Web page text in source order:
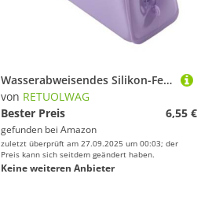
Wasserabweisendes Silikon-Federmäppchen mit Reißverschluss, tragbare Stift-Organizer-Tasche für Studenten, Büro, professionelle Studenten, Federmäppchen, violett
von RETUOLWAG
Bester Preis
6,55 €
gefunden bei Amazon
zuletzt überprüft am 27.09.2025 um 00:03; der
Preis kann sich seitdem geändert haben.
Keine weiteren Anbieter